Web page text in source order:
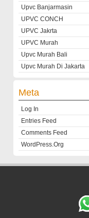
Upvc Banjarmasin
UPVC CONCH
UPVC Jakrta
UPVC Murah
Upvc Murah Bali
Upvc Murah Di Jakarta
Meta
Log In
Entries Feed
Comments Feed
WordPress.org